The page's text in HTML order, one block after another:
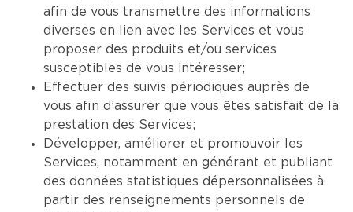
afin de vous transmettre des informations
diverses en lien avec les Services et vous
proposer des produits et/ou services
susceptibles de vous intéresser;
Effectuer des suivis périodiques auprès de
vous afin d’assurer que vous êtes satisfait de la
prestation des Services;
Développer, améliorer et promouvoir les
Services, notamment en générant et publiant
des données statistiques dépersonnalisées à
partir des renseignements personnels de